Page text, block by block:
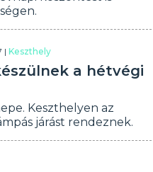
|Keszthely
a hétvégi
Keszthelyen az
járást rendeznek.